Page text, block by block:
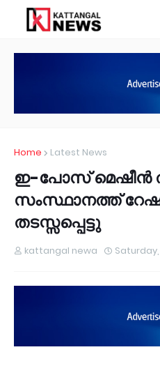
Home Latest News
ഇ-പോസ് മെഷീൻ
സംസ്ഥാനത്ത്
തടസ്സപ്പെട്ടു
kattangal newa Saturday,